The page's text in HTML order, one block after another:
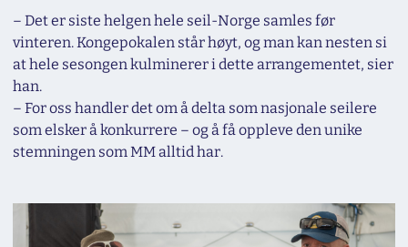
– Det er siste helgen hele seil-Norge samles før
vinteren. Kongepokalen står høyt, og man kan nesten si
at hele sesongen kulminerer i dette arrangementet, sier
han.
– For oss handler det om å delta som nasjonale seilere
som elsker å konkurrere – og å få oppleve den unike
stemningen som MM alltid har.